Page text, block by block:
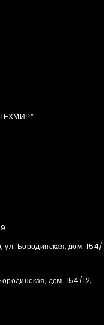
ул. Бородинская, дом. 154/
дом. 154/12,